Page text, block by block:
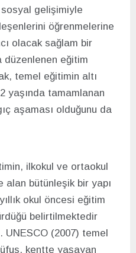
gelişimiyle
öğrenmelerine
olacak sağlam bir
düzenlenen eğitim
temel eğitimin altı
yaşında tamamlanan
aşaması olduğunu da
ilkokul ve ortaokul
bütünleşik bir yapı
okul öncesi eğitim
belirtilmektedir
UNESCO (2007) temel
kentte yaşayan